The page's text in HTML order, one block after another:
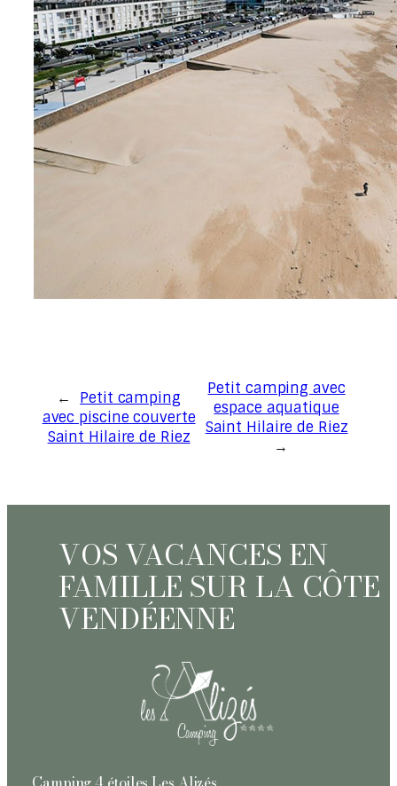
←
Petit camping
avec piscine couverte
Saint Hilaire de Riez
Petit camping avec
espace aquatique
Saint Hilaire de Riez
→
VOS VACANCES EN
FAMILLE SUR LA CÔTE
VENDÉENNE